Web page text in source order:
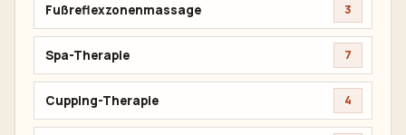
Fußreflexzonenmassage 3
Spa-Therapie 7
Cupping-Therapie 4